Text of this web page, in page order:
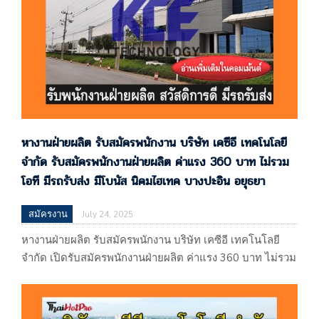
หางานฝ่ายผลิต รับสมัครพนักงาน บริษัท เคซีอี เทคโนโลยี
จำกัด รับสมัครพนักงานฝ่ายผลิต ค่าแรง 360 บาท ไม่รวม
โอที มีรถรับส่ง มีโบนัส นิคมไฮเทค บางปะอิน อยุธยา
สมัครงาน July 24, 2025
หางานฝ่ายผลิต รับสมัครพนักงาน บริษัท เคซีอี เทคโนโลยี
จำกัด เปิดรับสมัครพนักงานฝ่ายผลิต ค่าแรง 360 บาท ไม่รวม
เคซีอี เทคโนโลยี จำกัด 117,118 หมู่ที่ 1 นิคมอุตสาหกรรม
บ้านหว้า (ไฮเทค) ถนนสายเอเซีย-นครสวรรค์ ตำบลบ้านเลน